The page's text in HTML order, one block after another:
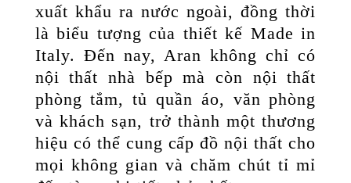
xuất khẩu ra nước ngoài, đồng thời
là biểu tượng của thiết kế Made in
Italy. Đến nay, Aran không chỉ có
nội thất nhà bếp mà còn nội thất
phòng tắm, tủ quần áo, văn phòng
và khách sạn, trở thành một thương
hiệu có thể cung cấp đồ nội thất cho
mọi không gian và chăm chút tỉ mỉ